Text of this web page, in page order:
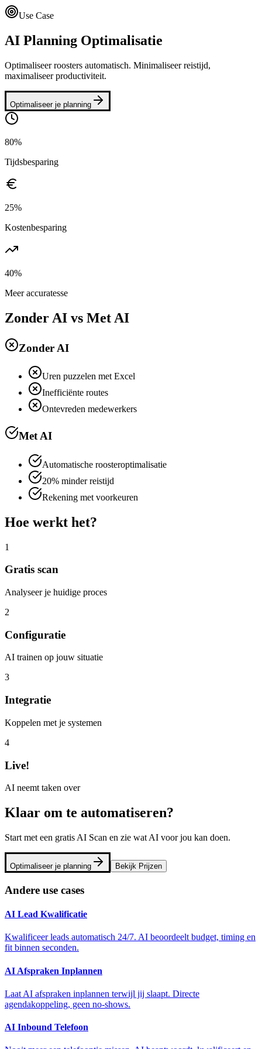
Use Case
AI Planning Optimalisatie
Optimaliseer roosters automatisch. Minimaliseer reistijd,
maximaliseer productiviteit.
Optimaliseer je planning
80%
Tijdsbesparing
25%
Kostenbesparing
40%
Meer accuratesse
Zonder AI vs Met AI
Zonder AI
Uren puzzelen met Excel
Inefficiënte routes
Ontevreden medewerkers
Met AI
Automatische roosteroptimalisatie
20% minder reistijd
Rekening met voorkeuren
Hoe werkt het?
1
Gratis scan
Analyseer je huidige proces
2
Configuratie
AI trainen op jouw situatie
3
Integratie
Koppelen met je systemen
4
Live!
AI neemt taken over
Klaar om te automatiseren?
Start met een gratis AI Scan en zie wat AI voor jou kan doen.
Optimaliseer je planning Bekijk Prijzen
Andere use cases
AI Lead Kwalificatie
Kwalificeer leads automatisch 24/7. AI beoordeelt budget, timing en
fit binnen seconden.
AI Afspraken Inplannen
Laat AI afspraken inplannen terwijl jij slaapt. Directe
agendakoppeling, geen no-shows.
AI Inbound Telefoon